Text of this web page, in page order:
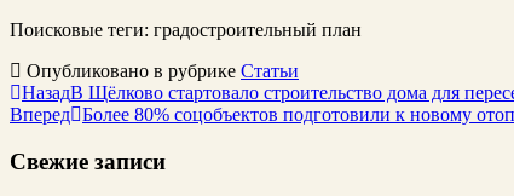
Поисковые теги: градостроительный план
Опубликовано в рубрике Статьи
НазадВ Щёлково стартовало строительство дома для
Вперед Более 80% соцобъектов подготовили к новому
Свежие записи